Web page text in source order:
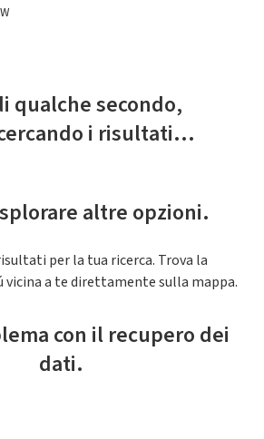
qualche secondo,
i risultati...
altre opzioni.
per la tua ricerca. Trova la
vicina a te direttamente sulla mappa.
con il recupero dei
dati.